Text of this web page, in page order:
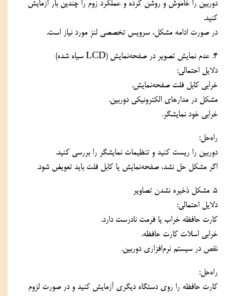
کنید.
در صورت ادامه مشکل، سرویس تخصصی لنز مورد نیاز است.
۴. عدم نمایش تصویر در صفحه‌نمایش (LCD سیاه شده)
دلایل احتمالی:
خرابی کابل فلت صفحه‌نمایش.
مشکل در مدارهای الکترونیکی دوربین.
خرابی خود نمایشگر.
راه‌حل:
دوربین را ریست کنید و تنظیمات نمایشگر را بررسی کنید.
اگر مشکل حل نشد، صفحه‌نمایش یا کابل فلت باید تعویض شود.
۵. مشکل ذخیره نشدن تصاویر
دلایل احتمالی:
کارت حافظه خراب یا فرمت نادرست دارد.
خرابی اسلات کارت حافظه.
نقص در سیستم نرم‌افزاری دوربین.
راه‌حل: